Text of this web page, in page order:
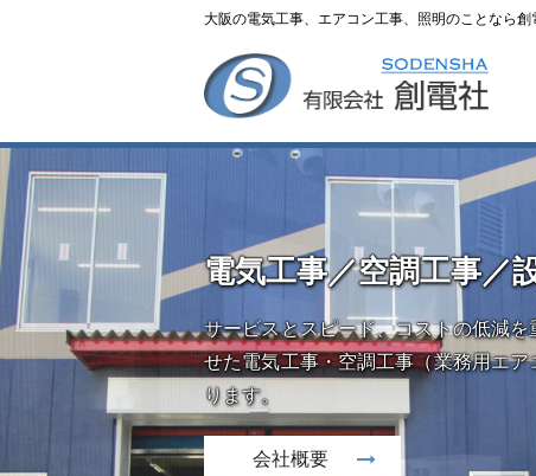
大阪の電気工事、エアコン工事、照明のことなら創
電気工事／空調工事／
サービスとスピード、コストの低減
せた電気工事・空調工事（業務用エ
ります。
会社概要